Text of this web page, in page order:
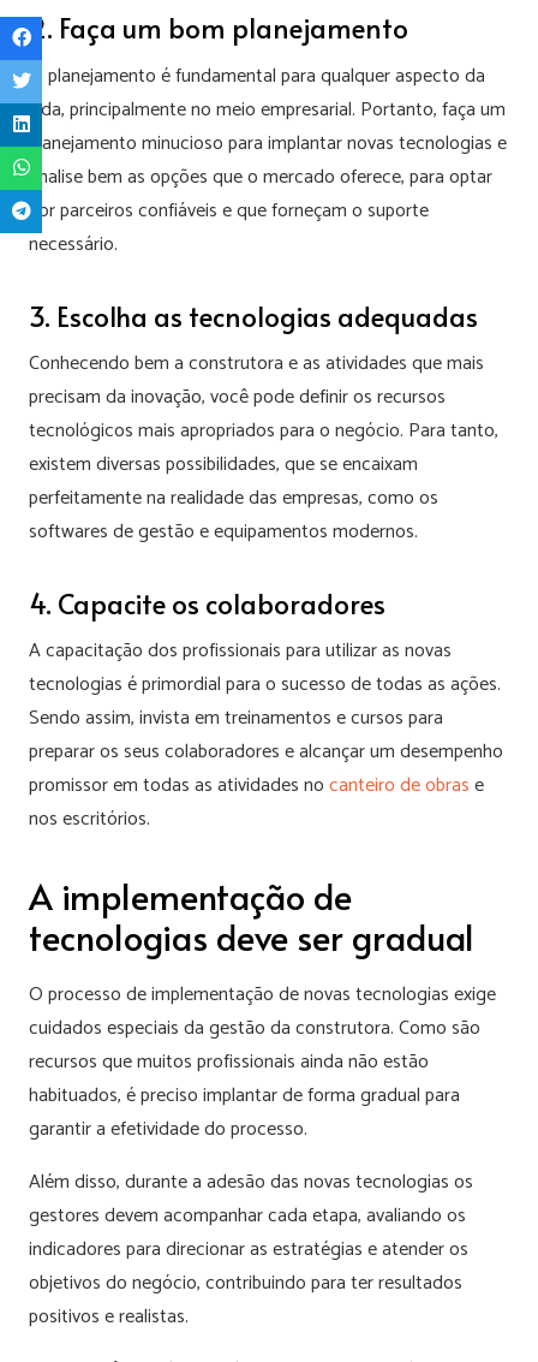
2. Faça um bom planejamento
O planejamento é fundamental para qualquer aspecto da
vida, principalmente no meio empresarial. Portanto, faça um
planejamento minucioso para implantar novas tecnologias e
analise bem as opções que o mercado oferece, para optar
por parceiros confiáveis e que forneçam o suporte
necessário.
3. Escolha as tecnologias adequadas
Conhecendo bem a construtora e as atividades que mais
precisam da inovação, você pode definir os recursos
tecnológicos mais apropriados para o negócio. Para tanto,
existem diversas possibilidades, que se encaixam
perfeitamente na realidade das empresas, como os
softwares de gestão e equipamentos modernos.
4. Capacite os colaboradores
A capacitação dos profissionais para utilizar as novas
tecnologias é primordial para o sucesso de todas as ações.
Sendo assim, invista em treinamentos e cursos para
preparar os seus colaboradores e alcançar um desempenho
promissor em todas as atividades nocanteiro de obrase
nos escritórios.
A implementação de
tecnologias deve ser gradual
O processo de implementação de novas tecnologias exige
cuidados especiais da gestão da construtora. Como são
recursos que muitos profissionais ainda não estão
habituados, é preciso implantar de forma gradual para
garantir a efetividade do processo.
Além disso, durante a adesão das novas tecnologias os
gestores devem acompanhar cada etapa, avaliando os
indicadores para direcionar as estratégias e atender os
objetivos do negócio, contribuindo para ter resultados
positivos e realistas.